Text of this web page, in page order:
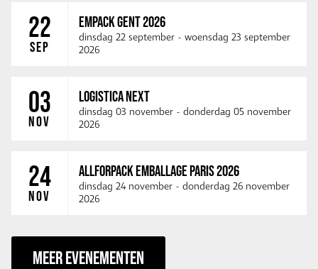
22
SEP
EMPACK GENT 2026
dinsdag 22 september - woensdag 23 september
2026
03
NOV
LOGISTICA NEXT
dinsdag 03 november - donderdag 05 november
2026
24
NOV
ALLFORPACK EMBALLAGE PARIS 2026
dinsdag 24 november - donderdag 26 november
2026
MEER EVENEMENTEN